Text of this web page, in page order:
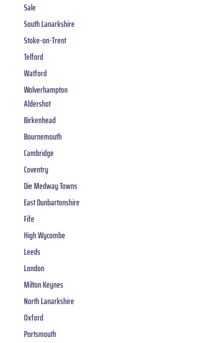
Sale
South Lanarkshire
Stoke-on-Trent
Telford
Watford
Wolverhampton
Aldershot
Birkenhead
Bournemouth
Cambridge
Coventry
Die Medway Towns
East Dunbartonshire
Fife
High Wycombe
Leeds
London
Milton Keynes
North Lanarkshire
Oxford
Portsmouth